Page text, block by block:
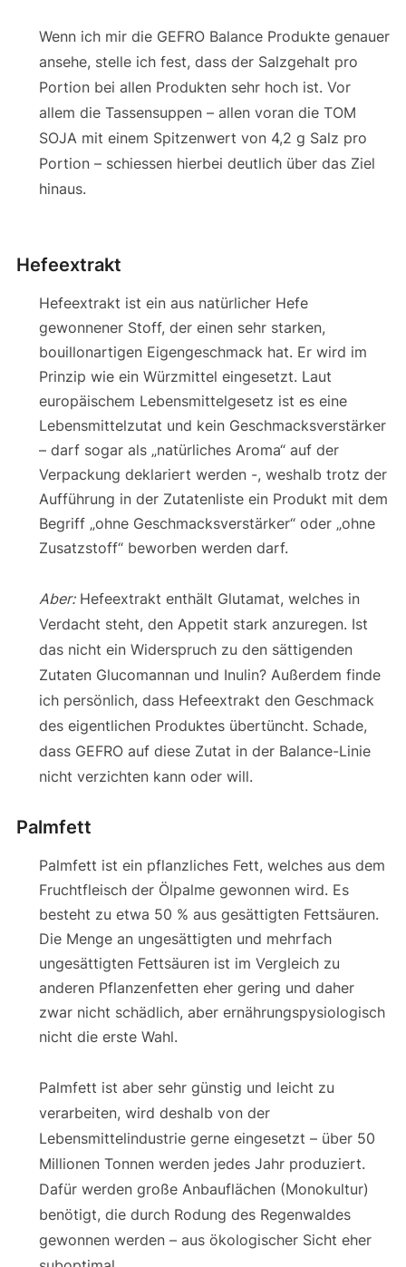
Wenn ich mir die GEFRO Balance Produkte genauer
ansehe, stelle ich fest, dass der Salzgehalt pro
Portion bei allen Produkten sehr hoch ist. Vor
allem die Tassensuppen – allen voran die TOM
SOJA mit einem Spitzenwert von 4,2 g Salz pro
Portion – schiessen hierbei deutlich über das Ziel
hinaus.
Hefeextrakt
Hefeextrakt ist ein aus natürlicher Hefe
gewonnener Stoff, der einen sehr starken,
bouillonartigen Eigengeschmack hat. Er wird im
Prinzip wie ein Würzmittel eingesetzt. Laut
europäischem Lebensmittelgesetz ist es eine
Lebensmittelzutat und kein Geschmacksverstärker
– darf sogar als „natürliches Aroma“ auf der
Verpackung deklariert werden -, weshalb trotz der
Aufführung in der Zutatenliste ein Produkt mit dem
Begriff „ohne Geschmacksverstärker“ oder „ohne
Zusatzstoff“ beworben werden darf.
Aber:Hefeextrakt enthält Glutamat, welches in
Verdacht steht, den Appetit stark anzuregen. Ist
das nicht ein Widerspruch zu den sättigenden
Zutaten Glucomannan und Inulin? Außerdem finde
ich persönlich, dass Hefeextrakt den Geschmack
des eigentlichen Produktes übertüncht. Schade,
dass GEFRO auf diese Zutat in der Balance-Linie
nicht verzichten kann oder will.
Palmfett
Palmfett ist ein pflanzliches Fett, welches aus dem
Fruchtfleisch der Ölpalme gewonnen wird. Es
besteht zu etwa 50 % aus gesättigten Fettsäuren.
Die Menge an ungesättigten und mehrfach
ungesättigten Fettsäuren ist im Vergleich zu
anderen Pflanzenfetten eher gering und daher
zwar nicht schädlich, aber ernährungspysiologisch
nicht die erste Wahl.
Palmfett ist aber sehr günstig und leicht zu
verarbeiten, wird deshalb von der
Lebensmittelindustrie gerne eingesetzt – über 50
Millionen Tonnen werden jedes Jahr produziert.
Dafür werden große Anbauflächen (Monokultur)
benötigt, die durch Rodung des Regenwaldes
gewonnen werden – aus ökologischer Sicht eher